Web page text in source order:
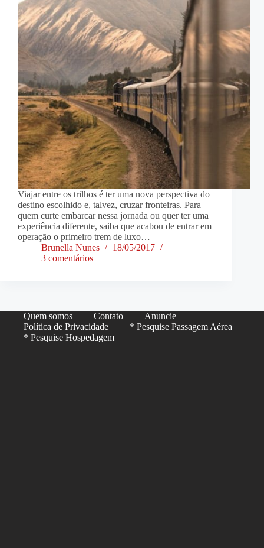
Viajar entre os trilhos é ter uma nova perspectiva do
destino escolhido e, talvez, cruzar fronteiras. Para
quem curte embarcar nessa jornada ou quer ter uma
experiência diferente, saiba que acabou de entrar em
operação o primeiro trem de luxo…
Brunella Nunes
18/05/2017
3 comentários
Quem somos Contato
Anuncie
Política de Privacidade
* Pesquise Passagem Aérea
* Pesquise Hospedagem